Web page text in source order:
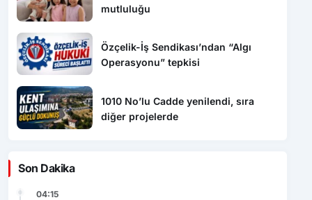
mutluluğu
Özçelik-İş Sendikası’ndan “Algı
Operasyonu” tepkisi
1010 No’lu Cadde yenilendi, sıra
diğer projelerde
Son Dakika
04:15